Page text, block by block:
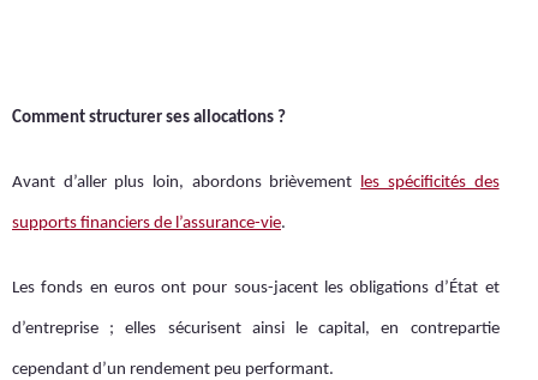
Comment structurer ses allocations ?
Avant d’aller plus loin, abordons brièvement les spécificités des
supports financiers de l’assurance-vie.
Les fonds en euros ont pour sous-jacent les obligations d’État et
d’entreprise ; elles sécurisent ainsi le capital, en contrepartie
cependant d’un rendement peu performant.